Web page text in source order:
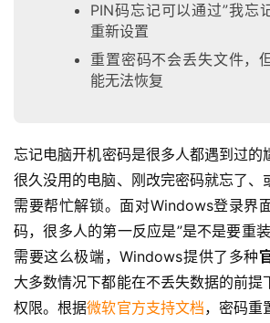
PIN码忘记可以通过”我忘
重新设置
重置密码不会丢失文件，
能无法恢复
忘记电脑开机密码是很多人都遇到过
很久没用的电脑、刚改完密码就忘了、
需要帮忙解锁。面对Windows登录界
码，很多人的第一反应是”是不是要重
需要这么极端，Windows提供了多种
大多数情况下都能在不丢失数据的前提
权限。根据微软官方支持文档，密码重